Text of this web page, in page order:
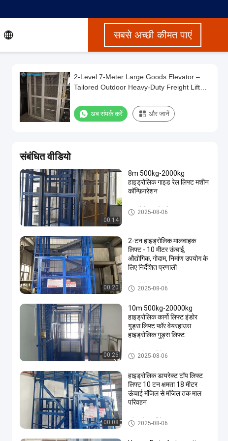
सबसे अच्छी कीमत पाएं
2-Level 7-Meter Large Goods Elevator –
Tailored Outdoor Heavy-Duty Freight Lift
अब संपर्क करें और जानें
संबंधित वीडियो
00:14
8m 500kg-2000kg
हाइड्रोलिक गाइड रेल लिफ्ट मशीन
कॉन्फ़िगरेशन
हाइड्रोलिक फ्रेट लिफ्ट
2025-08-06
00:20
2-टन हाइड्रोलिक मालवाहक
लिफ्ट - 10 मीटर ऊंचाई,
औद्योगिक, गोदाम, निर्माण उपयोग के
लिए निर्देशित प्रणाली
हाइड्रोलिक फ्रेट लिफ्ट
2025-08-06
00:26
10m 500kg-20000kg
हाइड्रोलिक कार्गो लिफ्ट इंडोर
गुड्स लिफ्ट फॉर वेयरहाउस
हाइड्रोलिक गुड्स लिफ्ट
फ्रेट प्लेटफार्म लिफ्ट
2025-08-06
00:08
हाइड्रोलिक डायरेक्ट टॉप लिफ्ट
लिफ्ट 10 टन क्षमता 18 मीटर
ऊंचाई मंजिल से मंजिल तक माल
परिवहन
फ्रेट प्लेटफार्म लिफ्ट
2025-08-06